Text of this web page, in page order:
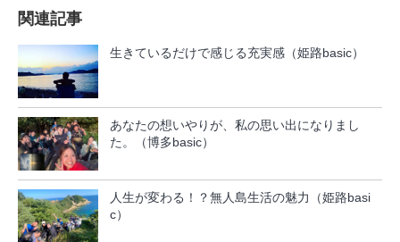
関連記事
生きているだけで感じる充実感（姫路basic）
あなたの想いやりが、私の思い出になりまし
た。（博多basic）
人生が変わる！？無人島生活の魅力（姫路basi
c）